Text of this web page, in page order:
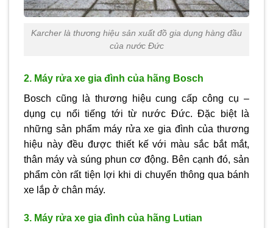
Karcher là thương hiệu sản xuất đồ gia dụng hàng đầu
của nước Đức
2. Máy rửa xe gia đình của hãng Bosch
Bosch cũng là thương hiệu cung cấp công cụ –
dụng cụ nổi tiếng tới từ nước Đức. Đặc biệt là
những sản phẩm máy rửa xe gia đình của thương
hiệu này đều được thiết kế với màu sắc bắt mắt,
thân máy và súng phun cơ động. Bên cạnh đó, sản
phẩm còn rất tiện lợi khi di chuyển thông qua bánh
xe lắp ở chân máy.
3. Máy rửa xe gia đình của hãng Lutian